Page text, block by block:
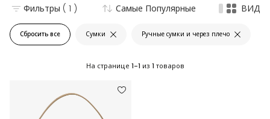
Сбросить все Сумки Ручные сумки и через плечо
Фильтры ( 1 ) Самые Популярные ВИД
На странице 1-1 из 1 товаров